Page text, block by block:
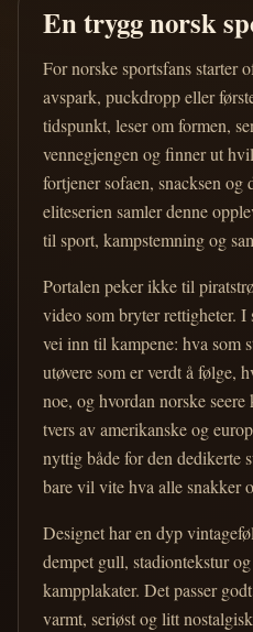
En trygg norsk
For norske sportsfans starter
avspark, puckdropp eller
tidspunkt, leser om formen,
vennegjengen og finner ut
fortjener sofaen, snacksen og
eliteserien samler denne
til sport, kampstemning og
Portalen peker ikke til
video som bryter rettigheter.
vei inn til kampene: hva som
utøvere som er verdt å følge,
noe, og hvordan norske
tvers av amerikanske og
nyttig både for den dedikerte
bare vil vite hva alle snakker
Designet har en dyp
dempet gull, stadiontekstur
kampplakater. Det passer
varmt, seriøst og litt